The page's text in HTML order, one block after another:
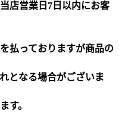
店営業日7日以内にお客
払っておりますが商品の
となる場合がございま
す。